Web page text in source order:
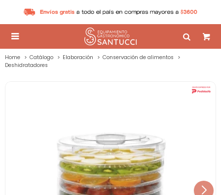

Home Catálogo Elaboración
Conservación de alimentos
Deshidratadores